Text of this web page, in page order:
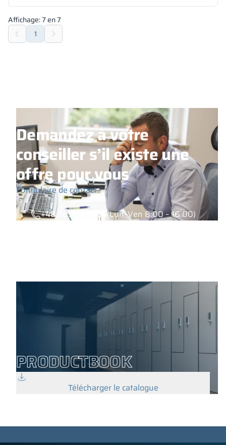
Affichage:7en7
1
Demandez à votre
conseiller s’il existe une
offre pour vous
Formulaire de contact
+48 789 777 485 (Lun–Ven 8:00 – 16:00)
PRODUCTBOOK
Télécharger le catalogue